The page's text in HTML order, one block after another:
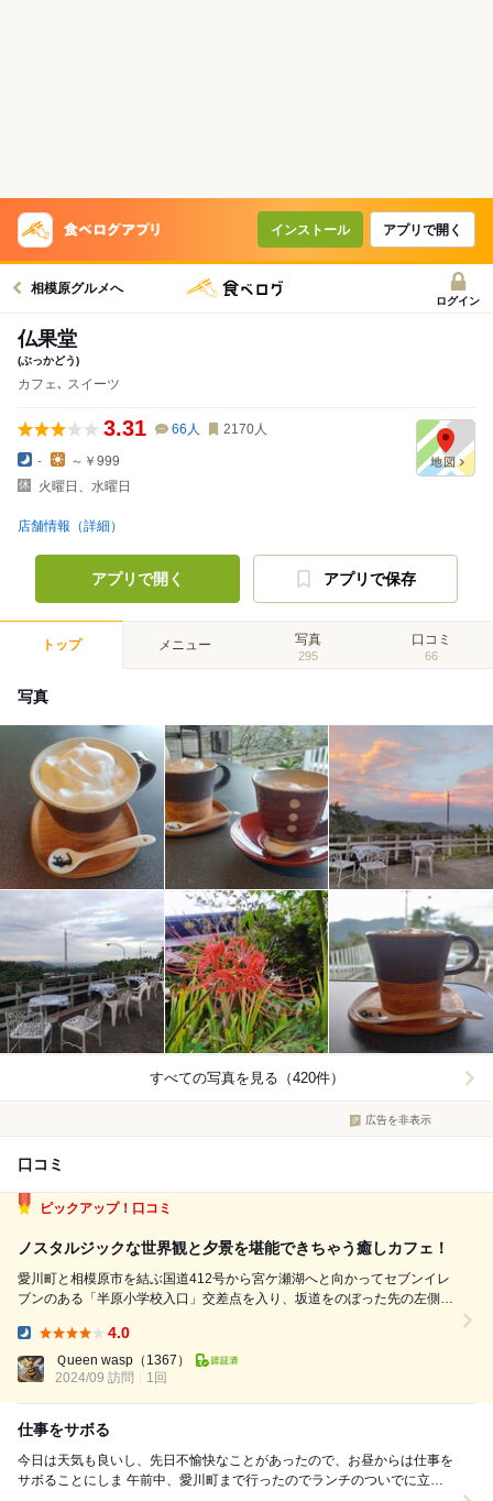
インストール アプリで開く
相模原グルメへ
ログイン
仏果堂
(ぶっかどう)
カフェ､ スイーツ
3.31 66 人 2170人
-
～￥999
火曜日、水曜日
店舗情報（詳細）
アプリで開く アプリで保存
トップ メニュー 写真
295
口コミ
66
写真
すべての写真を見る（420件）
広告を非表示
口コミ
ピックアップ！口コミ
ノスタルジックな世界観と夕景を堪能できちゃう癒しカフェ！
愛川町と相模原市を結ぶ国道412号から宮ケ瀬湖へと向かってセブンイレ
ブンのある「半原小学校入口」交差点を入り、坂道をのぼった先の左側。
看板などが置かれた納屋の前に案内が出ていたので一安心（＾＾； その
お隣に用意されている砂...
4.0
Ｑueen wasp （1367）
2024/09 訪問
1回
仕事をサボる
今日は天気も良いし、先日不愉快なことがあったので、お昼からは仕事を
サボることにしま 午前中、愛川町まで行ったのでランチのついでに立ち